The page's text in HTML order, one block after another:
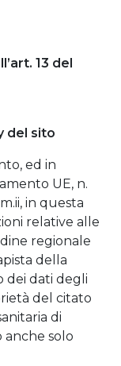
13 del
del sito
ed in
UE, n.
in questa
relative alle
regionale
della
dei dati degli
del citato
di
anche solo